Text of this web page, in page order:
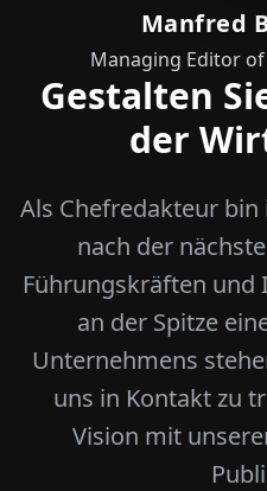
Manfred
Managing Editor
Gestalten
der
Als Chefredakteur bin
nach der
Führungskräften und
an der Spitze
Unternehmens
uns in Kontakt zu
Vision mit